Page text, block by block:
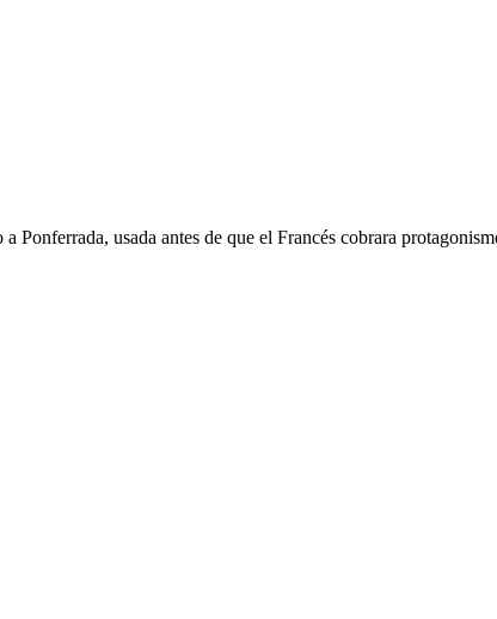
usada antes de que el Francés cobrara